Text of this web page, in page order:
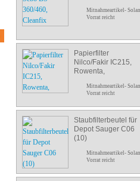
Mitnahmeartikel-
Vorrat reicht
Papierfilter
Nilco/Fakir IC215,
Rowenta,
Mitnahmeartikel-
Vorrat reicht
Staubfilterbeutel für
Depot Sauger C06
(10)
Mitnahmeartikel-
Vorrat reicht